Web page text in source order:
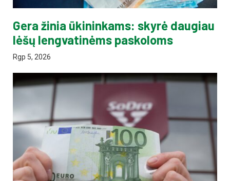
Gera žinia ūkininkams: skyrė daugiau
lėšų lengvatinėms paskoloms
Rgp 5, 2026